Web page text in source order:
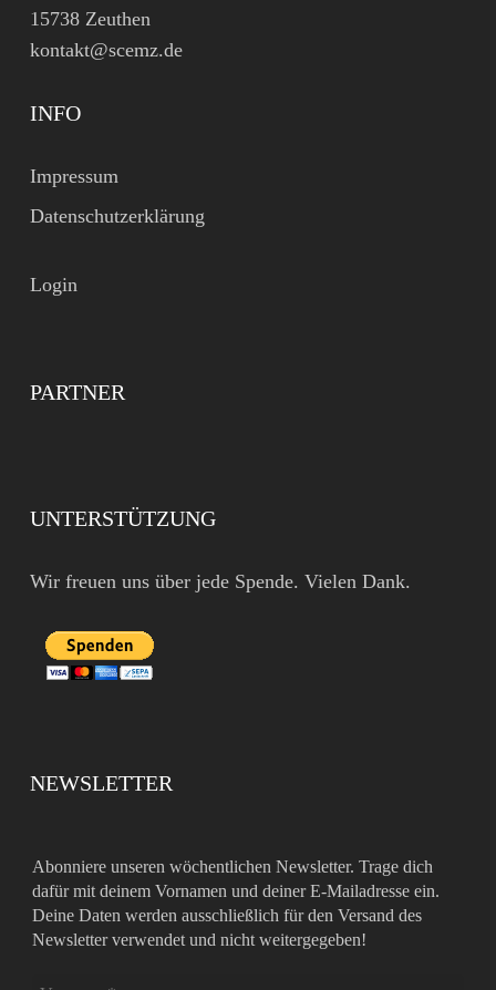
15738 Zeuthen
kontakt@scemz.de
INFO
Impressum
Datenschutzerklärung
Login
PARTNER
UNTERSTÜTZUNG
Wir freuen uns über jede Spende. Vielen Dank.
NEWSLETTER
Abonniere unseren wöchentlichen Newsletter. Trage dich
dafür mit deinem Vornamen und deiner E-Mailadresse ein.
Deine Daten werden ausschließlich für den Versand des
Newsletter verwendet und nicht weitergegeben!